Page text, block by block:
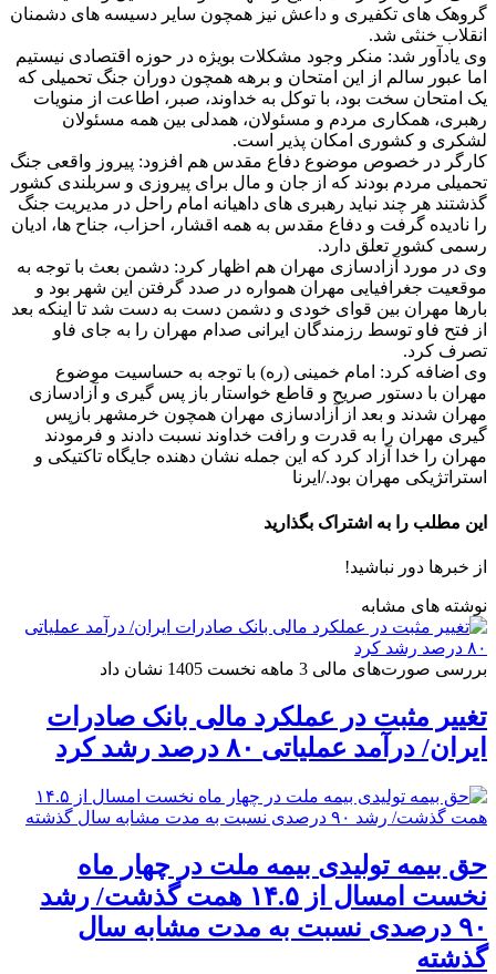
گروهک های تکفیری و داعش نیز همچون سایر دسیسه های دشمنان
انقلاب خنثی شد.
وی یادآور شد: منکر وجود مشکلات بویژه در حوزه اقتصادی نیستیم
اما عبور سالم از این امتحان و برهه همچون دوران جنگ تحمیلی که
یک امتحان سخت بود، با توکل به خداوند، صبر، اطاعت از منویات
رهبری، همکاری مردم و مسئولان، همدلی بین همه مسئولان
لشکری و کشوری امکان پذیر است.
کارگر در خصوص موضوع دفاع مقدس هم افزود: پیروز واقعی جنگ
تحمیلی مردم بودند که از جان و مال برای پیروزی و سربلندی کشور
گذشتند هر چند نباید رهبری های داهیانه امام راحل در مدیریت جنگ
را نادیده گرفت و دفاع مقدس به همه اقشار، احزاب، جناح ها، ادیان
رسمی کشور تعلق دارد.
وی در مورد آزادسازی مهران هم اظهار کرد: دشمن بعث با توجه به
موقعیت جغرافیایی مهران همواره در صدد گرفتن این شهر بود و
بارها مهران بین قوای خودی و دشمن دست به دست شد تا اینکه بعد
از فتح فاو توسط رزمندگان ایرانی صدام مهران را به جای فاو
تصرف کرد.
وی اضافه کرد: امام خمینی (ره) با توجه به حساسیت موضوع
مهران با دستور صریح و قاطع خواستار باز پس گیری و آزادسازی
مهران شدند و بعد از آزادسازی مهران همچون خرمشهر بازپس
گیری مهران را به قدرت و رافت خداوند نسبت دادند و فرمودند
مهران را خدا آزاد کرد که این جمله نشان دهنده جایگاه تاکتیکی و
استراتژیکی مهران بود./ایرنا
این مطلب را به اشتراک بگذارید
از خبرها دور نباشید!
نوشته های مشابه
بررسی صورت‌های مالی 3 ماهه نخست 1405 نشان داد
تغییر مثبت در عملکرد مالی بانک صادرات
ایران/ درآمد عملیاتی ۸۰ درصد رشد کرد
حق بیمه تولیدی بیمه ملت در چهار ماه
نخست امسال از ۱۴.۵ همت گذشت/ رشد
۹۰ درصدی نسبت به مدت مشابه سال
گذشته